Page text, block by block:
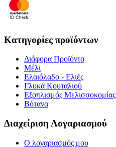
Κατηγορίες προϊόντων
Διάφορα Προϊόντα
Μέλι
Ελαιόλαδο - Ελιές
Γλυκά Κουταλιού
Εξοπλισμός Μελισσοκομίας
Βότανα
Διαχείριση Λογαριασμού
Ο λογαριασμός μου